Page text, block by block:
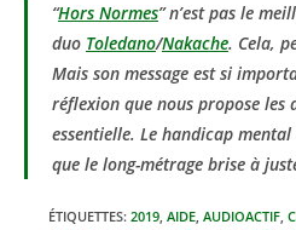
“Hors Normes” n’est pas le
duo Toledano/Nakache. Cela,
Mais son message est si
réflexion que nous propose les
essentielle. Le handicap
que le long-métrage brise à
ÉTIQUETTES: 2019, AIDE, AUDIOACTIF,